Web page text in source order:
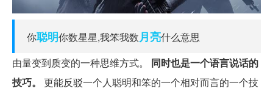
你聪明你数星星,我笨我数月亮什么意思
由量变到质变的一种思维方式。 同时也是一个语言说话的
技巧。
更能反驳一个人聪明和笨的一个相对而言的一个技